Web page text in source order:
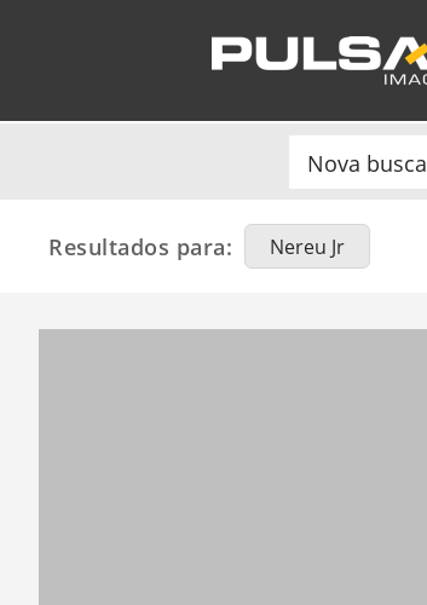
Resultados para: Nereu Jr